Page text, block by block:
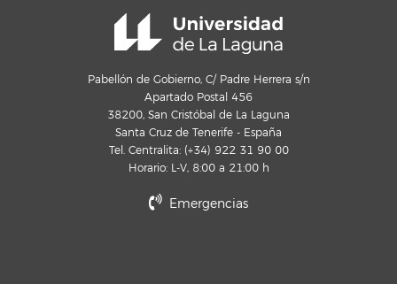
Pabellón de Gobierno, C/ Padre Herrera s/n
Apartado Postal 456
38200, San Cristóbal de La Laguna
Santa Cruz de Tenerife - España
Tel. Centralita: (+34) 922 31 90 00
Horario: L-V, 8:00 a 21:00 h
Emergencias